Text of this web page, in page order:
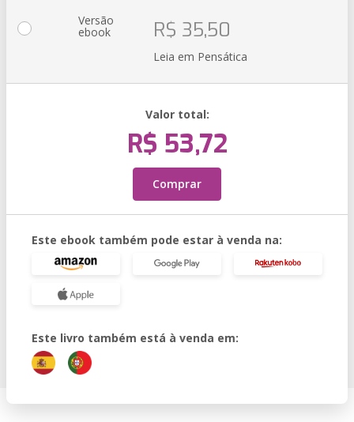
Versão
ebook R$ 35,50
Leia em Pensática
Valor total:
R$ 53,72
Comprar
Este ebook também pode estar à venda na:
Este livro também está à venda em: